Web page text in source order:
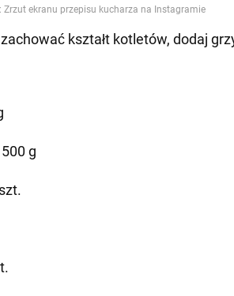
kształt kotletów, dodaj
g